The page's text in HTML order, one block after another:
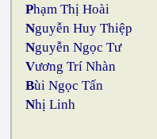
Phạm Thị Hoài
Nguyễn Huy Thiệp
Nguyễn Ngọc Tư
Vương Trí Nhàn
Bùi Ngọc Tấn
Nhị Linh